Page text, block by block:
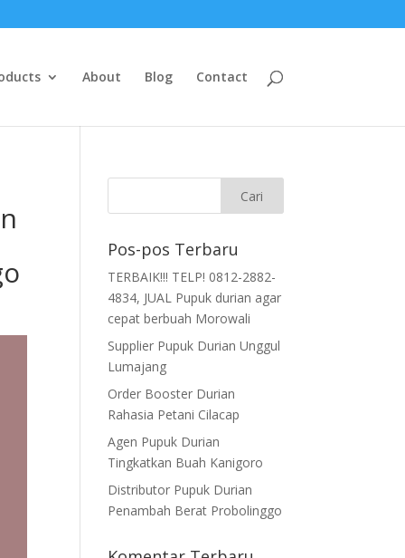
About Blog Contact
Pos-pos Terbaru
TERBAIK!!! TELP! 0812-2882-
4834, JUAL Pupuk durian agar
cepat berbuah Morowali
Supplier Pupuk Durian Unggul
Lumajang
Order Booster Durian
Rahasia Petani Cilacap
Agen Pupuk Durian
Tingkatkan Buah Kanigoro
Distributor Pupuk Durian
Penambah Berat Probolinggo